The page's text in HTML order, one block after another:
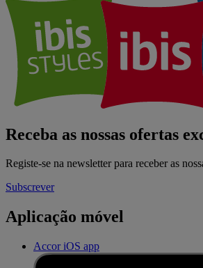
Receba as nossas ofertas
Registe-se na newsletter para receber as
Subscrever
Aplicação móvel
Accor iOS app